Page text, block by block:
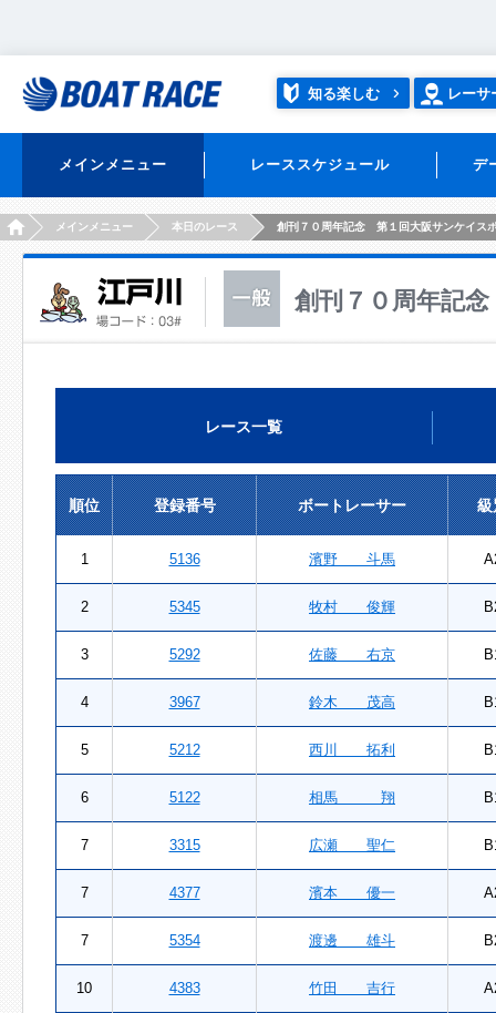
知る楽しむ レーサ
メインメニュー レーススケジュール デ
HOMEメインメニュー 本日のレース 創刊７０周年記念 第１回大阪サンケイス
創刊７０周年記
レース一覧
順位 登録番号 ボートレーサー 級
1 5136 濱野 斗馬
2 5345 牧村 俊輝
3 5292 佐藤 右京
4 3967 鈴木 茂高
5 5212 西川 拓利
6 5122 相馬 翔
7 3315 広瀬 聖仁
7 4377 濱本 優一
7 5354 渡邊 雄斗
10 4383 竹田 吉行